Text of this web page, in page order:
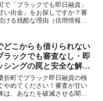
で「ブラックでも即日融資」
い街金」をお探しですか？審
ける残酷な理由（信用情報と
重債務の地獄から抜け出し、
金を減額・免除する「債務整
い知識と、今すぐ督促を止め
窓口をご案内します。
どこからも借りられない
ラックでも審査なし・即
シングの罠と安全な解決
折町でブラック即日融資の検
やめてください！審査が甘い
は、あなたを破滅させる闇金